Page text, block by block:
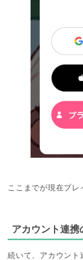
ここまでが現在プレ
アカウント連
続いて、アカウント